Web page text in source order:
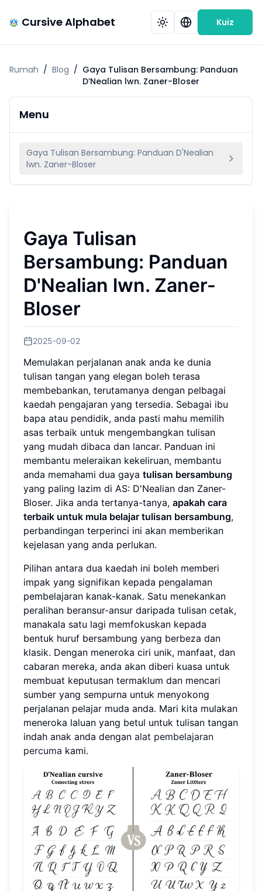
Cursive Alphabet Kuiz
Rumah / Blog / Gaya Tulisan Bersambung: Panduan
D’Nealian lwn. Zaner-Bloser
Menu
Gaya Tulisan Bersambung: Panduan D'Nealian
lwn. Zaner-Bloser
Gaya Tulisan
Bersambung: Panduan
D'Nealian lwn. Zaner-
Bloser
2025-09-02
Memulakan perjalanan anak anda ke dunia
tulisan tangan yang elegan boleh terasa
membebankan, terutamanya dengan pelbagai
kaedah pengajaran yang tersedia. Sebagai ibu
bapa atau pendidik, anda pasti mahu memilih
asas terbaik untuk mengembangkan tulisan
yang mudah dibaca dan lancar. Panduan ini
membantu meleraikan kekeliruan, membantu
anda memahami dua gaya tulisan bersambung
yang paling lazim di AS: D'Nealian dan Zaner-
Bloser. Jika anda tertanya-tanya, apakah cara
terbaik untuk mula belajar tulisan bersambung,
perbandingan terperinci ini akan memberikan
kejelasan yang anda perlukan.
Pilihan antara dua kaedah ini boleh memberi
impak yang signifikan kepada pengalaman
pembelajaran kanak-kanak. Satu menekankan
peralihan beransur-ansur daripada tulisan cetak,
manakala satu lagi memfokuskan kepada
bentuk huruf bersambung yang berbeza dan
klasik. Dengan meneroka ciri unik, manfaat, dan
cabaran mereka, anda akan diberi kuasa untuk
membuat keputusan termaklum dan mencari
sumber yang sempurna untuk menyokong
perjalanan pelajar muda anda. Mari kita mulakan
meneroka laluan yang betul untuk tulisan tangan
indah anak anda dengan alat pembelajaran
percuma kami.